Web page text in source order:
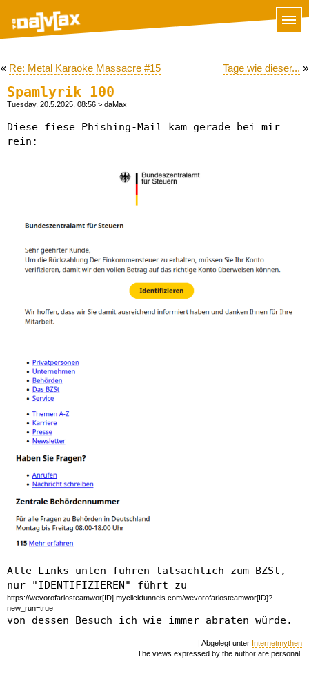
« Re: Metal Karaoke Massacre #15 Tage wie dieser... »
Spamlyrik 100
Tuesday, 20.5.2025, 08:56 > daMax
Diese fiese Phishing-Mail kam gerade bei mir
rein:
Alle Links unten führen tatsächlich zum BZSt,
nur "IDENTIFIZIEREN" führt zu
https://wevorofarlosteamwor[ID].myclickfunnels.com/wevorofarlosteamwor[ID]?
new_run=true
von dessen Besuch ich wie immer abraten würde.
| Abgelegt unter Internetmythen
The views expressed by the author are personal.